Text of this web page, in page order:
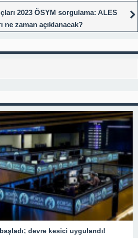
2023 ÖSYM sorgulama: ALES
ne zaman açıklanacak?
devre kesici uygulandı!